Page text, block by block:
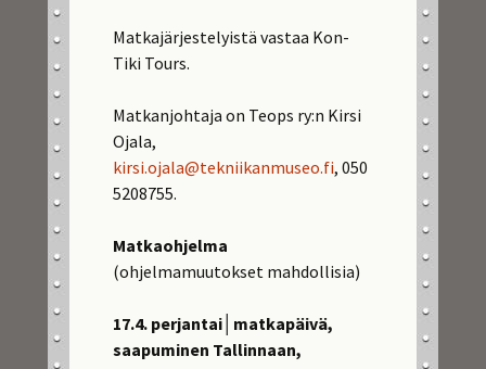
Matkajärjestelyistä vastaa Kon-
Tiki Tours.
Matkanjohtaja on Teops ry:n Kirsi
Ojala,
kirsi.ojala@tekniikanmuseo.fi, 050
5208755.
Matkaohjelma
(ohjelmamuutokset mahdollisia)
17.4. perjantai│matkapäivä,
saapuminen Tallinnaan,